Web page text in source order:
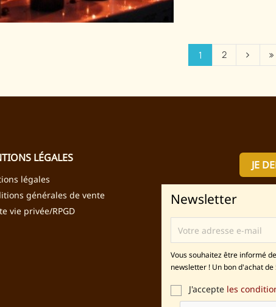
1 2
LÉGALES
légales
générales de vente
vie privée/RPGD
JE
Newsletter
Vous souhaitez être informé
newsletter ! Un bon d'achat
J'accepte les